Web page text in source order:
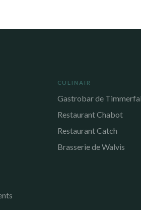
CULINAIR
Gastrobar de
Restaurant Chabot
Restaurant Catch
Brasserie de Walvis